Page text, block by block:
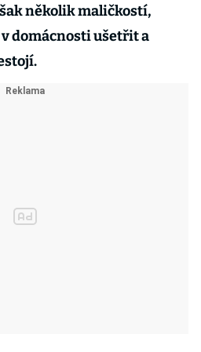
několik maličkostí,
domácnosti ušetřit a